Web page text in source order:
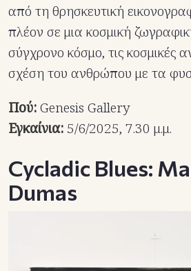
από τη θρησκευτική
πλέον σε μια κοσμική
σύγχρονο κόσμο, τις κοσμικές
σχέση του ανθρώπου με τα
Πού:Genesis Gallery
Εγκαίνια:5/6/2025, 7.30 μ.μ.
Cycladic Blues:
Dumas